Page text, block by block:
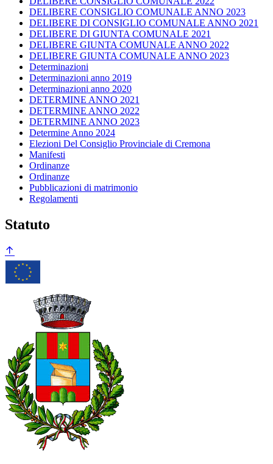
DELIBERE CONSIGLIO COMUNALE ANNO 2023
DELIBERE DI CONSIGLIO COMUNALE ANNO 2021
DELIBERE DI GIUNTA COMUNALE 2021
DELIBERE GIUNTA COMUNALE ANNO 2022
DELIBERE GIUNTA COMUNALE ANNO 2023
Determinazioni
Determinazioni anno 2019
Determinazioni anno 2020
DETERMINE ANNO 2021
DETERMINE ANNO 2022
DETERMINE ANNO 2023
Determine Anno 2024
Elezioni Del Consiglio Provinciale di Cremona
Manifesti
Ordinanze
Ordinanze
Pubblicazioni di matrimonio
Regolamenti
Statuto